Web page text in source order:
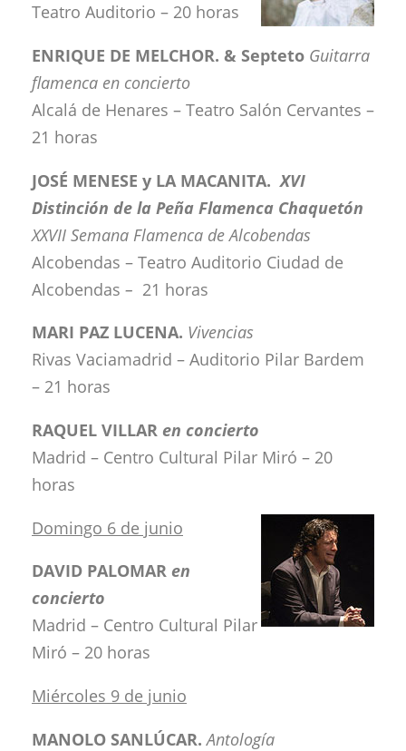
Teatro Auditorio – 20 horas
ENRIQUE DE MELCHOR. & Septeto Guitarra
flamenca en concierto
Alcalá de Henares – Teatro Salón Cervantes –
21 horas
JOSÉ MENESE y LA MACANITA. XVI
Distinción de la Peña Flamenca Chaquetón
XXVII Semana Flamenca de Alcobendas
Alcobendas – Teatro Auditorio Ciudad de
Alcobendas – 21 horas
MARI PAZ LUCENA. Vivencias
Rivas Vaciamadrid – Auditorio Pilar Bardem
– 21 horas
RAQUEL VILLAR en concierto
Madrid – Centro Cultural Pilar Miró – 20
horas
Domingo 6 de junio
DAVID PALOMAR en
concierto
Madrid – Centro Cultural Pilar
Miró – 20 horas
Miércoles 9 de junio
MANOLO SANLÚCAR.Antología